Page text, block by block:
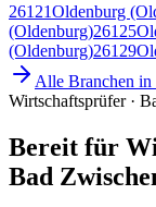
26121Oldenburg
(Oldenburg)26125
(Oldenburg)26129
Alle Branchen in
Wirtschaftsprüfer ·
Bereit für
Bad